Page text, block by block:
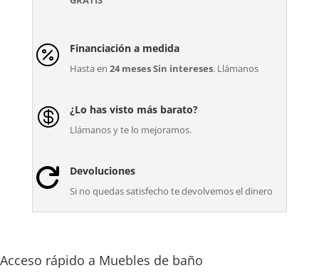
 Financiación a medida
Hasta en 24 meses Sin intereses. Llámanos
 ¿Lo has visto más barato?
Llámanos y te lo mejoramos.
 Devoluciones
Si no quedas satisfecho te devolvemos el dinero
Acceso rápido a Muebles de baño